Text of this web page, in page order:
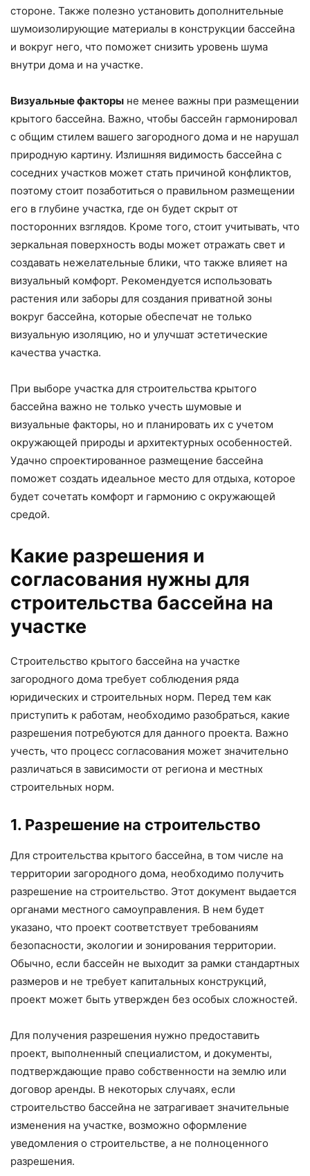
стороне. Также полезно установить дополнительные
шумоизолирующие материалы в конструкции бассейна
и вокруг него, что поможет снизить уровень шума
внутри дома и на участке.
Визуальные факторы не менее важны при размещении
крытого бассейна. Важно, чтобы бассейн гармонировал
с общим стилем вашего загородного дома и не нарушал
природную картину. Излишняя видимость бассейна с
соседних участков может стать причиной конфликтов,
поэтому стоит позаботиться о правильном размещении
его в глубине участка, где он будет скрыт от
посторонних взглядов. Кроме того, стоит учитывать, что
зеркальная поверхность воды может отражать свет и
создавать нежелательные блики, что также влияет на
визуальный комфорт. Рекомендуется использовать
растения или заборы для создания приватной зоны
вокруг бассейна, которые обеспечат не только
визуальную изоляцию, но и улучшат эстетические
качества участка.
При выборе участка для строительства крытого
бассейна важно не только учесть шумовые и
визуальные факторы, но и планировать их с учетом
окружающей природы и архитектурных особенностей.
Удачно спроектированное размещение бассейна
поможет создать идеальное место для отдыха, которое
будет сочетать комфорт и гармонию с окружающей
средой.
Какие разрешения и
согласования нужны для
строительства бассейна на
участке
Строительство крытого бассейна на участке
загородного дома требует соблюдения ряда
юридических и строительных норм. Перед тем как
приступить к работам, необходимо разобраться, какие
разрешения потребуются для данного проекта. Важно
учесть, что процесс согласования может значительно
различаться в зависимости от региона и местных
строительных норм.
1. Разрешение на строительство
Для строительства крытого бассейна, в том числе на
территории загородного дома, необходимо получить
разрешение на строительство. Этот документ выдается
органами местного самоуправления. В нем будет
указано, что проект соответствует требованиям
безопасности, экологии и зонирования территории.
Обычно, если бассейн не выходит за рамки стандартных
размеров и не требует капитальных конструкций,
проект может быть утвержден без особых сложностей.
Для получения разрешения нужно предоставить
проект, выполненный специалистом, и документы,
подтверждающие право собственности на землю или
договор аренды. В некоторых случаях, если
строительство бассейна не затрагивает значительные
изменения на участке, возможно оформление
уведомления о строительстве, а не полноценного
разрешения.